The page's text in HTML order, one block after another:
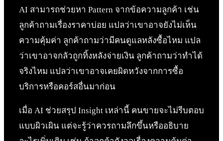
AI สามารถช่วยหา Pattern จากข้อความลูกค้า เช่น
ลูกค้าถามเรื่องราคาบ่อย แปลว่าเขาอาจยังไม่เห็น
ความคุ้มค่า ลูกค้าถามว่ามีคนดูแลหลังซื้อไหม แปล
ว่าเขาอาจกลัวถูกทิ้งหลังจ่ายเงิน ลูกค้าถามว่าทำได้
จริงไหม แปลว่าเขาอาจเคยผิดหวังจากการซื้อ
บริการหรือคอร์สอื่นมาก่อน
เมื่อ AI ช่วยสรุป Insight เหล่านี้ คนขายจะไม่รีบตอบ
แบบผิวเผิน แต่จะรู้ว่าควรถามลึกขึ้นหรืออธิบาย